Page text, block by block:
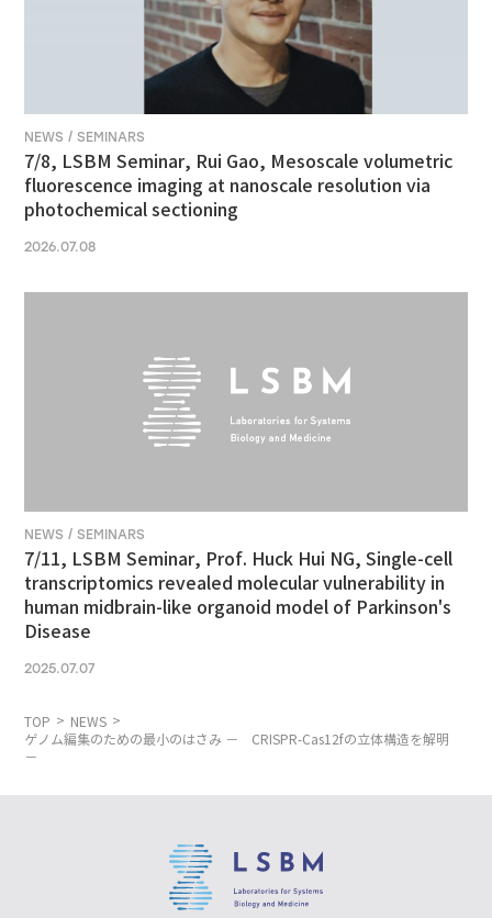
NEWS / SEMINARS
7/8, LSBM Seminar, Rui Gao, Mesoscale volumetric
fluorescence imaging at nanoscale resolution via
photochemical sectioning
2026.07.08
NEWS / SEMINARS
7/11, LSBM Seminar, Prof. Huck Hui NG, Single-cell
transcriptomics revealed molecular vulnerability in
human midbrain-like organoid model of Parkinson's
Disease
2025.07.07
TOP
NEWS
ゲノム編集のための最小のはさみ － CRISPR-Cas12fの立体構造を解明
－